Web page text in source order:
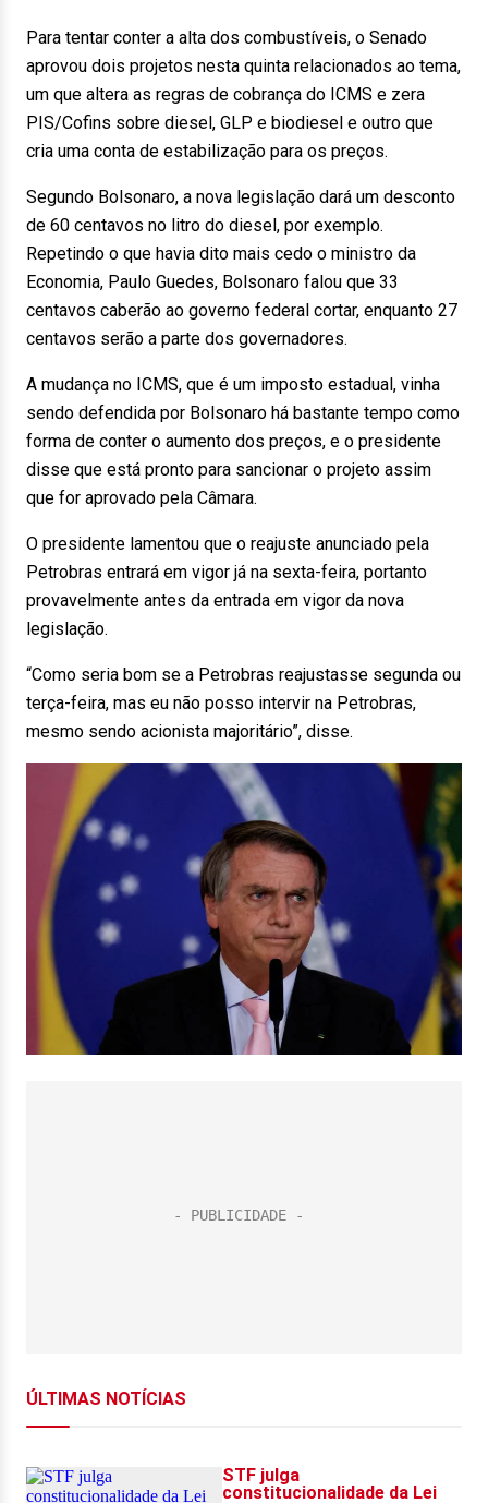
Para tentar conter a alta dos combustíveis, o Senado
aprovou dois projetos nesta quinta relacionados ao tema,
um que altera as regras de cobrança do ICMS e zera
PIS/Cofins sobre diesel, GLP e biodiesel e outro que
cria uma conta de estabilização para os preços.
Segundo Bolsonaro, a nova legislação dará um desconto
de 60 centavos no litro do diesel, por exemplo.
Repetindo o que havia dito mais cedo o ministro da
Economia, Paulo Guedes, Bolsonaro falou que 33
centavos caberão ao governo federal cortar, enquanto 27
centavos serão a parte dos governadores.
A mudança no ICMS, que é um imposto estadual, vinha
sendo defendida por Bolsonaro há bastante tempo como
forma de conter o aumento dos preços, e o presidente
disse que está pronto para sancionar o projeto assim
que for aprovado pela Câmara.
O presidente lamentou que o reajuste anunciado pela
Petrobras entrará em vigor já na sexta-feira, portanto
provavelmente antes da entrada em vigor da nova
legislação.
“Como seria bom se a Petrobras reajustasse segunda ou
terça-feira, mas eu não posso intervir na Petrobras,
mesmo sendo acionista majoritário”, disse.